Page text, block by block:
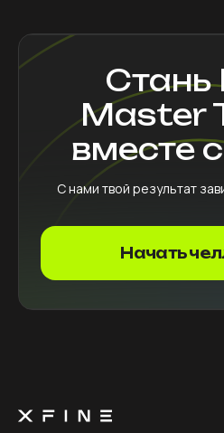
Стань
Master
вместе
С нами твой результат
Начать